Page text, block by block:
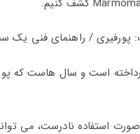
است و سال هاست که
استفاده نادرست، می